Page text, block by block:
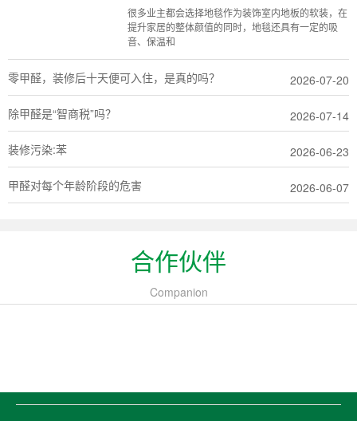
很多业主都会选择地毯作为装饰室内地板的软装，在
提升家居的整体颜值的同时，地毯还具有一定的吸
音、保温和
零甲醛，装修后十天便可入住，是真的吗？ 2026-07-20
除甲醛是“智商税”吗？ 2026-07-14
装修污染:苯 2026-06-23
甲醛对每个年龄阶段的危害 2026-06-07
合作伙伴
Companion